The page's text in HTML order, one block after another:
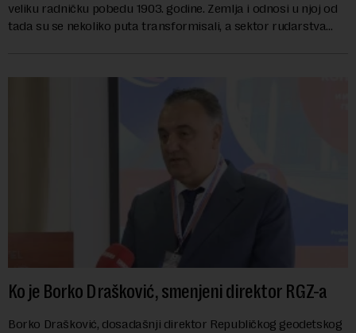
veliku radničku pobedu 1903. godine. Zemlja i odnosi u njoj od
tada su se nekoliko puta transformisali, a sektor rudarstva
Ko je Borko Drašković, smenjeni direktor RGZ-a
Borko Drašković, dosadašnji direktor Republičkog geodetskog